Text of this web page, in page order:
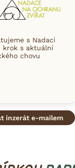
s Nadací
krok s aktuální
chovu
inzerát e-mailem